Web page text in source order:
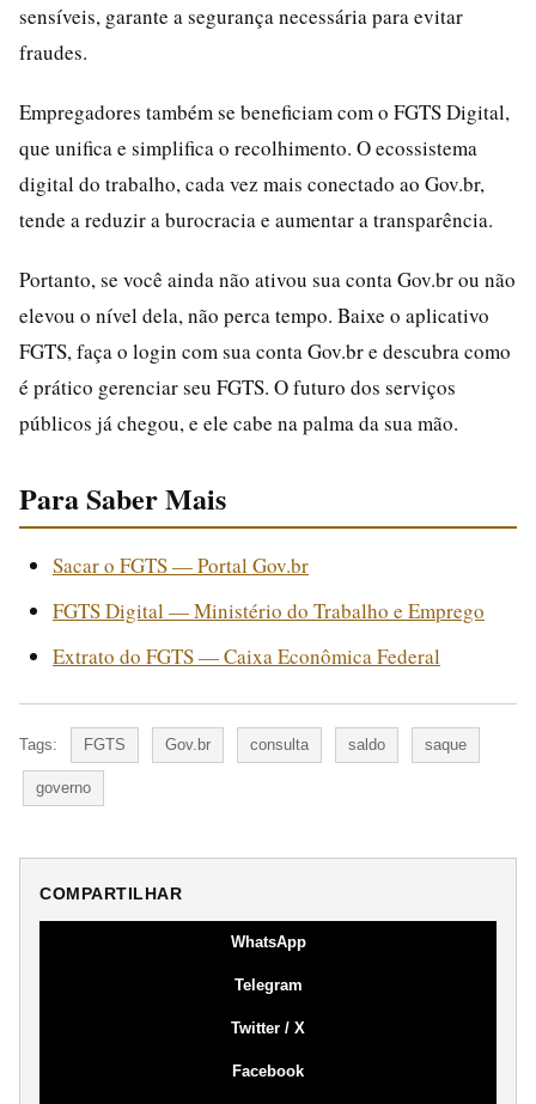
sensíveis, garante a segurança necessária para evitar
fraudes.
Empregadores também se beneficiam com o FGTS Digital,
que unifica e simplifica o recolhimento. O ecossistema
digital do trabalho, cada vez mais conectado ao Gov.br,
tende a reduzir a burocracia e aumentar a transparência.
Portanto, se você ainda não ativou sua conta Gov.br ou não
elevou o nível dela, não perca tempo. Baixe o aplicativo
FGTS, faça o login com sua conta Gov.br e descubra como
é prático gerenciar seu FGTS. O futuro dos serviços
públicos já chegou, e ele cabe na palma da sua mão.
Para Saber Mais
Sacar o FGTS — Portal Gov.br
FGTS Digital — Ministério do Trabalho e Emprego
Extrato do FGTS — Caixa Econômica Federal
Tags: FGTS Gov.br consulta saldo saque
governo
COMPARTILHAR
WhatsApp
Telegram
Twitter / X
Facebook